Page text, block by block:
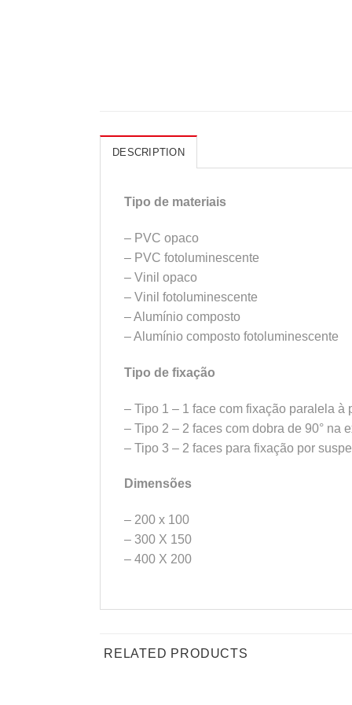
DESCRIPTION
Tipo de materiais
– PVC opaco
– PVC fotoluminescente
– Vinil opaco
– Vinil fotoluminescente
– Alumínio composto
– Alumínio composto fotoluminescente
Tipo de fixação
– Tipo 1 – 1 face com fixação paralela à
– Tipo 2 – 2 faces com dobra de 90° na
– Tipo 3 – 2 faces para fixação por
Dimensões
– 200 x 100
– 300 X 150
– 400 X 200
RELATED PRODUCTS